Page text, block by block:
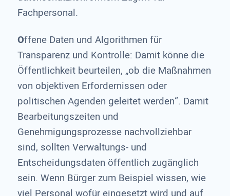
Fachpersonal.
Offene Daten und Algorithmen für
Transparenz und Kontrolle: Damit könne die
Öffentlichkeit beurteilen, „ob die Maßnahmen
von objektiven Erfordernissen oder
politischen Agenden geleitet werden“. Damit
Bearbeitungszeiten und
Genehmigungsprozesse nachvollziehbar
sind, sollten Verwaltungs- und
Entscheidungsdaten öffentlich zugänglich
sein. Wenn Bürger zum Beispiel wissen, wie